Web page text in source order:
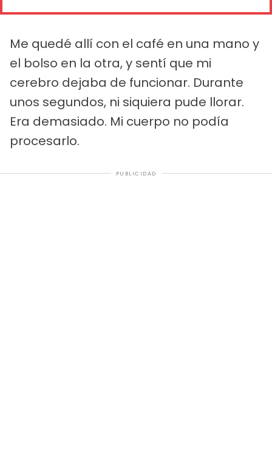
Me quedé allí con el café en una mano y
el bolso en la otra, y sentí que mi
cerebro dejaba de funcionar. Durante
unos segundos, ni siquiera pude llorar.
Era demasiado. Mi cuerpo no podía
procesarlo.
PUBLICIDAD